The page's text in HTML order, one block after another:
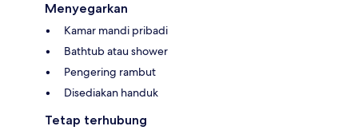
Menyegarkan
Kamar mandi pribadi
Bathtub atau shower
Pengering rambut
Disediakan handuk
Tetap terhubung